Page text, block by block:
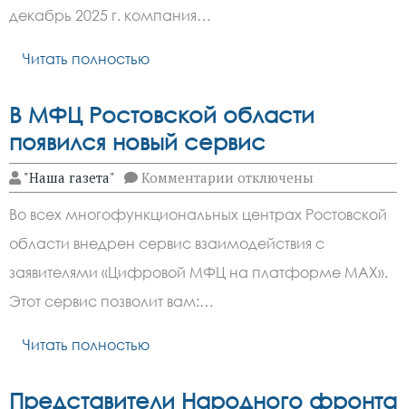
декабрь 2025 г. компания…
Читать полностью
В МФЦ Ростовской области
появился новый сервис
"Наша газета" Комментарии к
записи
МФЦ
Ростовской
области
появился
новый
отключены
Во всех многофункциональных центрах Ростовской
области внедрен сервис взаимодействия с
заявителями «Цифровой МФЦ на платформе МАХ».
Этот сервис позволит вам:…
Читать полностью
Представители Народного фронта